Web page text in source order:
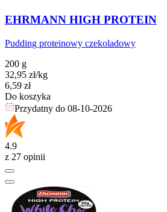
EHRMANN HIGH PROTEIN
Pudding proteinowy czekoladowy
200 g
32,95 zł/kg
Cena
6,59 zł
Do koszyka
Przydatny do 08-10-2026
4.9
z 27 opinii